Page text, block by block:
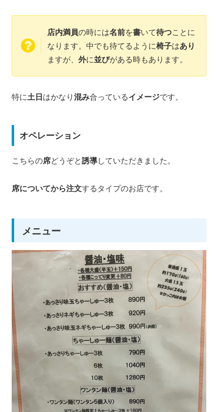
店内満員の時には名前を書いて待つことに
なります。中でも待てるように椅子はあり
ますが、 外に並びがある時もあります。
特に土日はかなり混み合っているイメージです。
オペレーション
こちらの席どうぞと誘導していただきました。
席についてから注文するタイプのお店です。
メニュー